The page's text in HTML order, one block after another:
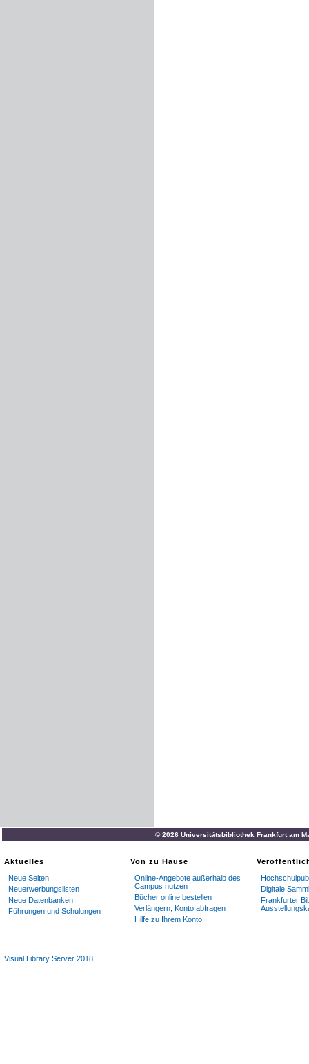
© 2026 Universitätsbibliothek Frankfurt am
Aktuelles
Neue Seiten
Neuerwerbungslisten
Neue Datenbanken
Führungen und Schulungen
Von zu Hause
Online-Angebote außerhalb des
Campus nutzen
Bücher online bestellen
Verlängern, Konto abfragen
Hilfe zu Ihrem Konto
Digitale
Frankfurter
Visual Library Server 2018